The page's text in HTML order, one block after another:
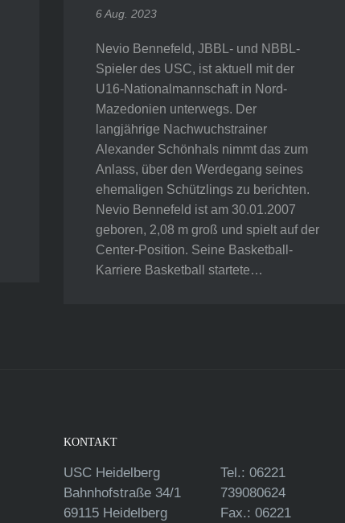
6 Aug. 2023
Nevio Bennefeld, JBBL- und NBBL-
Spieler des USC, ist aktuell mit der
U16-Nationalmannschaft in Nord-
Mazedonien unterwegs. Der
langjährige Nachwuchstrainer
Alexander Schönhals nimmt das zum
Anlass, über den Werdegang seines
ehemaligen Schützlings zu berichten.
Nevio Bennefeld ist am 30.01.2007
geboren, 2,08 m groß und spielt auf der
Center-Position. Seine Basketball-
Karriere Basketball startete…
KONTAKT
USC Heidelberg
Bahnhofstraße 34/1
69115 Heidelberg
Tel.: 06221
739080624
Fax.: 06221